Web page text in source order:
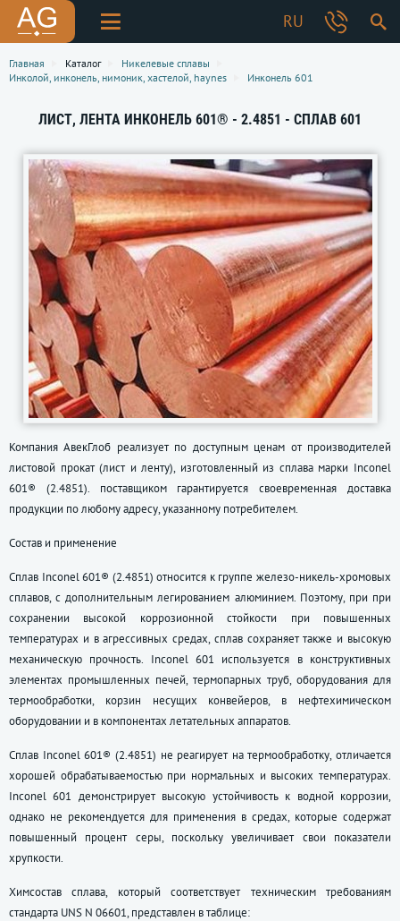
RU
Главная Каталог
Никелевые сплавы
Инколой, инконель, нимоник, хастелой, haynes
Инконель 601
ЛИСТ, ЛЕНТА ИНКОНЕЛЬ 601® - 2.4851 - СПЛАВ 601
Компания АвекГлоб реализует по доступным ценам от производителей
листовой прокат (лист и ленту), изготовленный из сплава марки Inconel
601® (2.4851). поставщиком гарантируется своевременная доставка
продукции по любому адресу, указанному потребителем.
Состав и применение
Сплав Inconel 601® (2.4851) относится к группе железо-никель-хромовых
сплавов, с дополнительным легированием алюминием. Поэтому, при при
сохранении высокой коррозионной стойкости при повышенных
температурах и в агрессивных средах, сплав сохраняет также и высокую
механическую прочность. Inconel 601 используется в конструктивных
элементах промышленных печей, термопарных труб, оборудования для
термообработки, корзин несущих конвейеров, в нефтехимическом
оборудовании и в компонентах летательных аппаратов.
Сплав Inconel 601® (2.4851) не реагирует на термообработку, отличается
хорошей обрабатываемостью при нормальных и высоких температурах.
Inconel 601 демонстрирует высокую устойчивость к водной коррозии,
однако не рекомендуется для применения в средах, которые содержат
повышенный процент серы, поскольку увеличивает свои показатели
хрупкости.
Химсостав сплава, который соответствует техническим требованиям
стандарта UNS N 06601, представлен в таблице: